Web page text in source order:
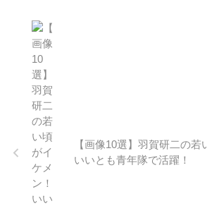
【画像10選】羽賀研二の若
いいとも青年隊で活躍！